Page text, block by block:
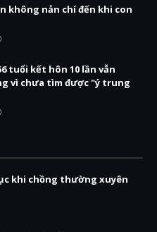
không nản chí đến khi con
tuổi kết hôn 10 lần vẫn
vì chưa tìm được "ý trung
khi chồng thường xuyên